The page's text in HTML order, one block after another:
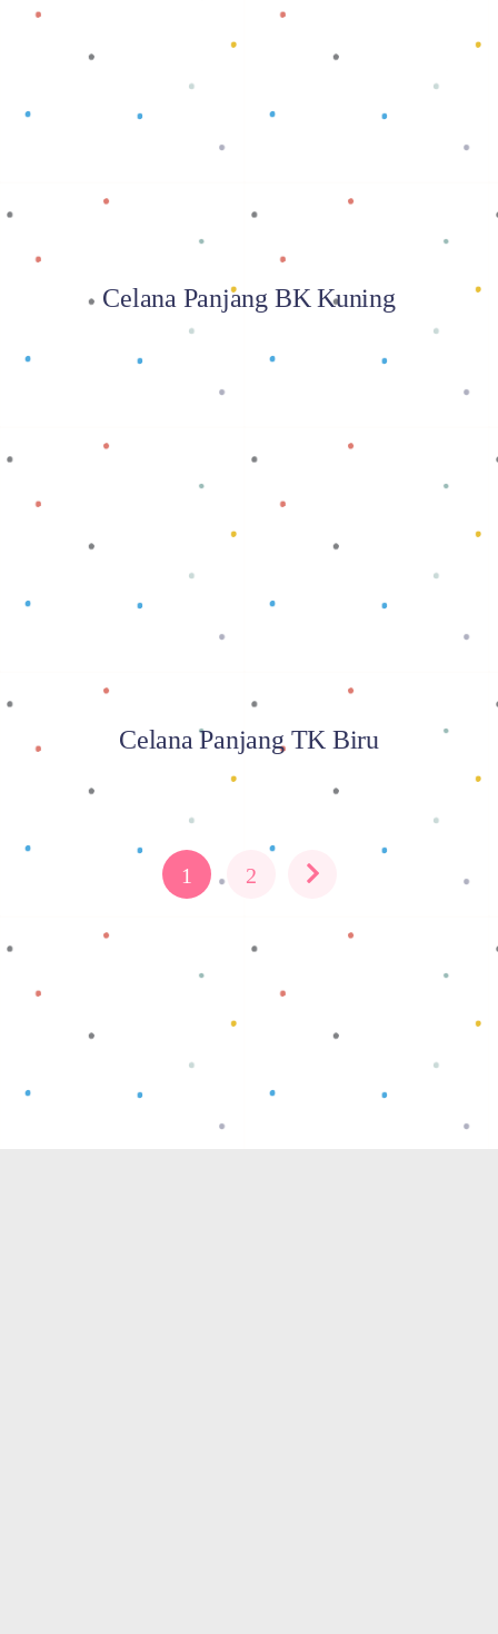
Baca selengkapnya
Celana Panjang BK Kuning
Baca selengkapnya
Celana Panjang TK Biru
1 2